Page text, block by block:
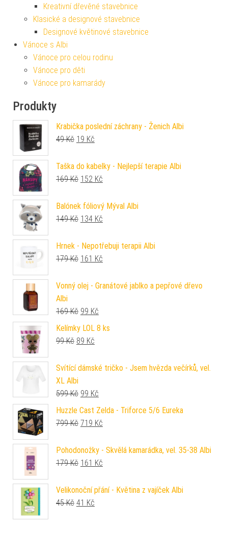
Kreativní dřevěné stavebnice
Klasické a designové stavebnice
Designové květinové stavebnice
Vánoce s Albi
Vánoce pro celou rodinu
Vánoce pro děti
Vánoce pro kamarády
Produkty
Krabička poslední záchrany - Ženich Albi
49Kč Původní cena byla: 49 Kč.
19 Kč
Taška do kabelky - Nejlepší terapie Albi
169Kč Původní cena byla: 169 Kč.
152 Kč
Balónek fóliový Mýval Albi
149Kč Původní cena byla: 149 Kč.
134 Kč
Hrnek - Nepotřebuji terapii Albi
179Kč Původní cena byla: 179 Kč.
161 Kč
Vonný olej - Granátové jablko a pepřové dřevo
Albi
169Kč Původní cena byla: 169 Kč.
99 Kč
Kelímky LOL 8 ks
99Kč Původní cena byla: 99 Kč.
89 Kč
Svítící dámské tričko - Jsem hvězda večírků, vel.
XL Albi
599Kč Původní cena byla: 599 Kč.
99 Kč
Huzzle Cast Zelda - Triforce 5/6 Eureka
799Kč Původní cena byla: 799 Kč.
719 Kč
Pohodonožky - Skvělá kamarádka, vel. 35-38 Albi
179Kč Původní cena byla: 179 Kč.
161 Kč
Velikonoční přání - Květina z vajíček Albi
45Kč Původní cena byla: 45 Kč.
41 Kč